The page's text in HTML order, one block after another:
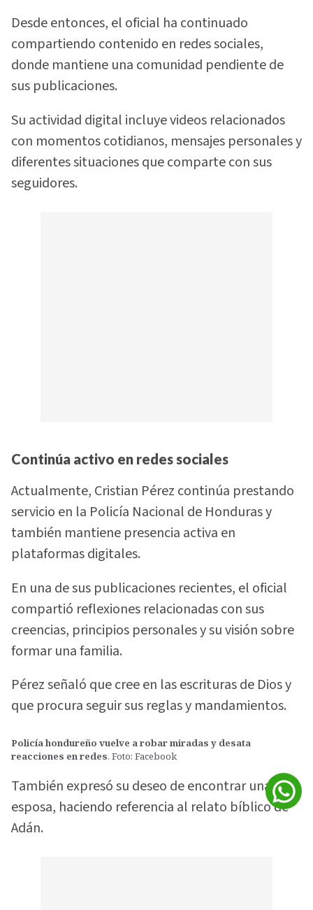
Desde entonces, el oficial ha continuado
compartiendo contenido en redes sociales,
donde mantiene una comunidad pendiente de
sus publicaciones.
Su actividad digital incluye videos relacionados
con momentos cotidianos, mensajes personales y
diferentes situaciones que comparte con sus
seguidores.
Continúa activo en redes sociales
Actualmente, Cristian Pérez continúa prestando
servicio en la Policía Nacional de Honduras y
también mantiene presencia activa en
plataformas digitales.
En una de sus publicaciones recientes, el oficial
compartió reflexiones relacionadas con sus
creencias, principios personales y su visión sobre
formar una familia.
Pérez señaló que cree en las escrituras de Dios y
que procura seguir sus reglas y mandamientos.
Policía hondureño vuelve a robar miradas y desata
reacciones en redes. Foto: Facebook
También expresó su deseo de encontrar una
esposa, haciendo referencia al relato bíblico de
Adán.